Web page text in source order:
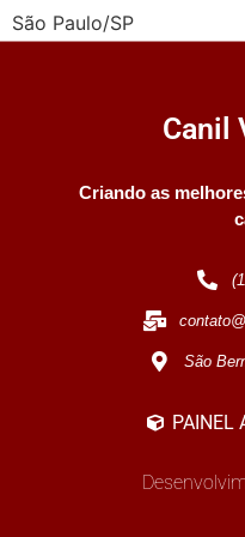
São Paulo/SP
Canil
Criando as
São
PAINEL